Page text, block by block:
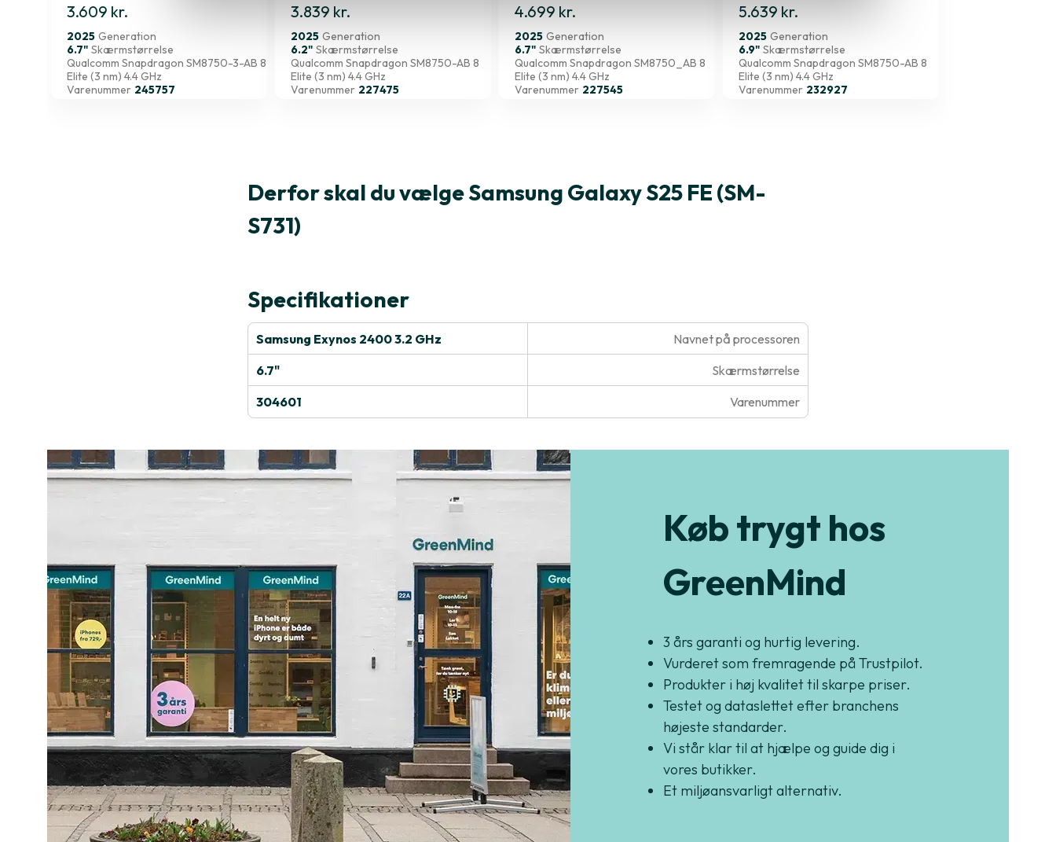
3.609 kr.
2025 Generation
6.7" Skærmstørrelse
Qualcomm Snapdragon SM8750-3-AB 8
Elite (3 nm) 4.4 GHz
Varenummer 245757
3.839 kr.
2025 Generation
6.2" Skærmstørrelse
Qualcomm Snapdragon SM8750-AB 8
Elite (3 nm) 4.4 GHz
Varenummer 227475
4.699 kr.
2025 Generation
6.7" Skærmstørrelse
Qualcomm Snapdragon SM8750_AB 8
Elite (3 nm) 4.4 GHz
Varenummer 227545
5.639 kr.
2025 Generation
6.9" Skærmstørrelse
Qualcomm Snapdragon SM8750-AB 8
Elite (3 nm) 4.4 GHz
Varenummer 232927
Derfor skal du vælge Samsung Galaxy S25 FE (SM-
S731)
Specifikationer
Samsung Exynos 2400 3.2 GHz
6.7"
304601
Navnet på processoren
Skærmstørrelse
Varenummer
Køb trygt hos
GreenMind
3 års garanti og hurtig levering.
Vurderet som fremragende på Trustpilot.
Produkter i høj kvalitet til skarpe priser.
Testet og dataslettet efter branchens
højeste standarder.
Vi står klar til at hjælpe og guide dig i
vores butikker.
Et miljøansvarligt alternativ.